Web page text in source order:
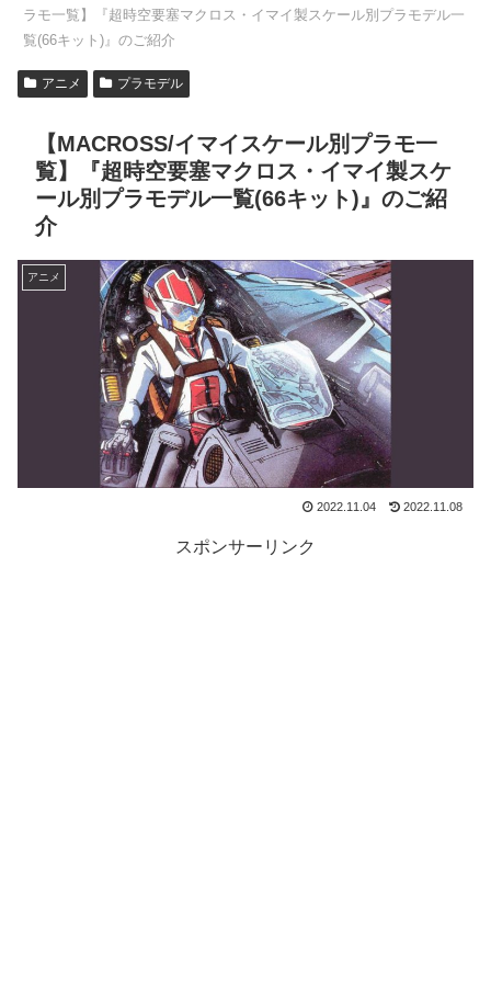
ラモ一覧】『超時空要塞マクロス・イマイ製スケール別プラモデル一
覧(66キット)』のご紹介
アニメ プラモデル
【MACROSS/イマイスケール別プラモ一
覧】『超時空要塞マクロス・イマイ製スケ
ール別プラモデル一覧(66キット)』のご紹
介
アニメ
2022.11.04 2022.11.08
スポンサーリンク